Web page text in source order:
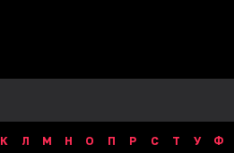
К Л М Н О П Р С Т У Ф